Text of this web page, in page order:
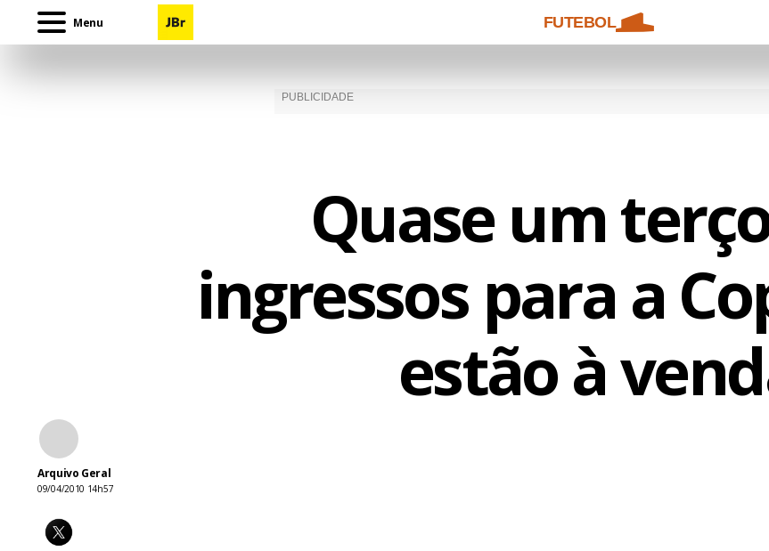
Menu FUTEBOL
Quase um
ingressos para a
estão à
Arquivo Geral
09/04/2010 14h57